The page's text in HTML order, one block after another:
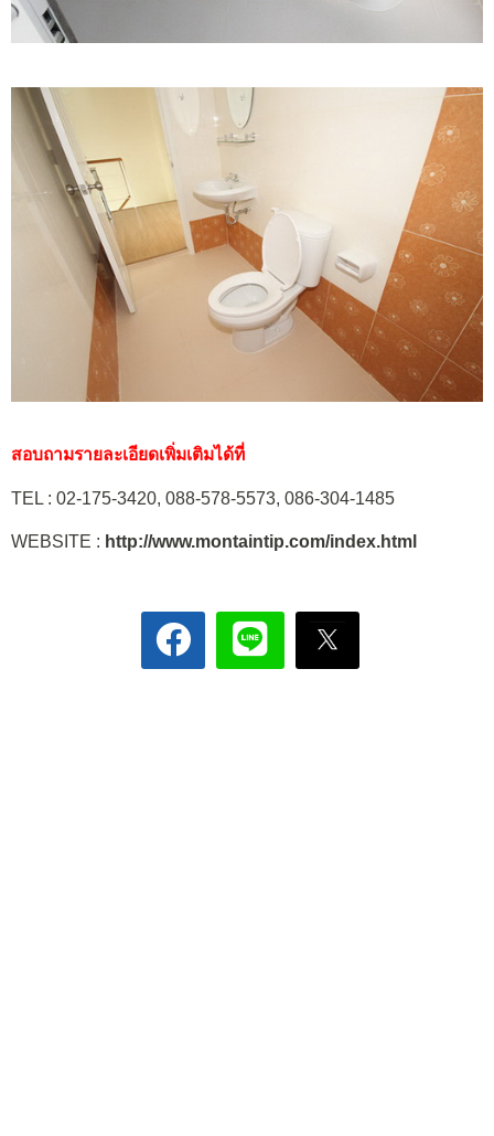
สอบถามรายละเอียดเพิ่มเติมได้ที่
TEL : 02-175-3420, 088-578-5573, 086-304-1485
WEBSITE : http://www.montaintip.com/index.html